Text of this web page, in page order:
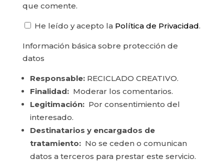
que comente.
He leído y acepto la Política de Privacidad.
Información básica sobre protección de
datos
Responsable:RECICLADO CREATIVO.
Finalidad:Moderar los comentarios.
Legitimación:Por consentimiento del
interesado.
Destinatarios y encargados de
tratamiento:No se ceden o comunican
datos a terceros para prestar este servicio.